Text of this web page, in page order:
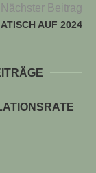
Nächster Beitrag
AUF 2024